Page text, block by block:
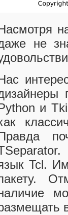
не
и
Tcl.